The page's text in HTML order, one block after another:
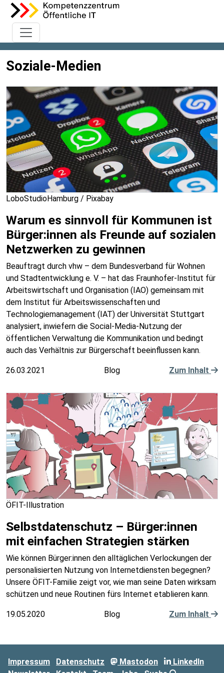
Soziale-Medien
LoboStudioHamburg / Pixabay
Warum es sinnvoll für Kommunen ist
Bürger:innen als Freunde auf sozialen
Netzwerken zu gewinnen
Beauftragt durch vhw – dem Bundesverband für Wohnen
und Stadtentwicklung e. V. – hat das Fraunhofer-Institut für
Arbeitswirtschaft und Organisation (IAO) gemeinsam mit
dem Institut für Arbeitswissenschaften und
Technologiemanagement (IAT) der Universität Stuttgart
analysiert, inwiefern die Social-Media-Nutzung der
öffentlichen Verwaltung die Kommunikation und bedingt
auch das Verhältnis zur Bürgerschaft beeinflussen kann.
26.03.2021 Blog Zum Inhalt
ÖFIT-Illustration
Selbstdatenschutz – Bürger:innen
mit einfachen Strategien stärken
Wie können Bürger:innen den alltäglichen Verlockungen der
personalisierten Nutzung von Internetdiensten begegnen?
Unsere ÖFIT-Familie zeigt vor, wie man seine Daten wirksam
schützen und neue Routinen fürs Internet etablieren kann.
19.05.2020 Blog Zum Inhalt
Impressum Datenschutz Mastodon
LinkedIn